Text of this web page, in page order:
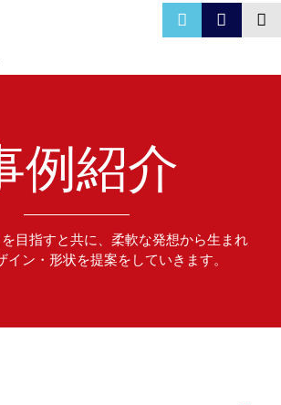
例紹介
目指すと共に、柔軟な発想から生まれ
イン・形状を提案をしていきます。